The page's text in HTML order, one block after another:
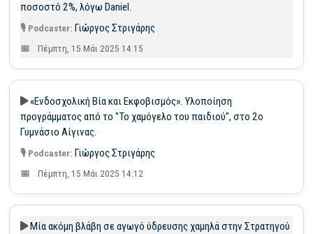
ποσοστό 2%, λόγω Daniel.
Γιώργος Στριγάρης
Πέμπτη, 15 Μάι 2025 14:15
«Ενδοσχολική Βία και Εκφοβισμός». Υλοποίηση
προγράμματος από το "Το χαμόγελο του παιδιού", στο 2ο
Γυμνάσιο Αίγινας.
Γιώργος Στριγάρης
Πέμπτη, 15 Μάι 2025 14:12
Μία ακόμη βλάβη σε αγωγό ύδρευσης χαμηλά στην Στρατηγού